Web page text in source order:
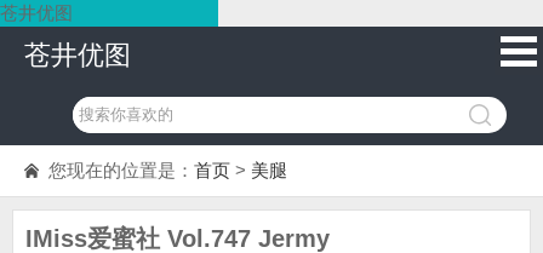
苍井优图
苍井优图
您现在的位置是： 首页 > 美腿
IMiss爱蜜社 Vol.747 Jermy